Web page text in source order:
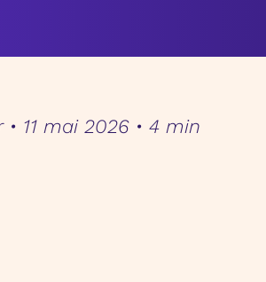
• 11 mai 2026• 4 min